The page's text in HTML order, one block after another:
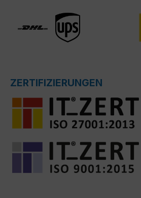
ZERTIFIZIERUNGEN